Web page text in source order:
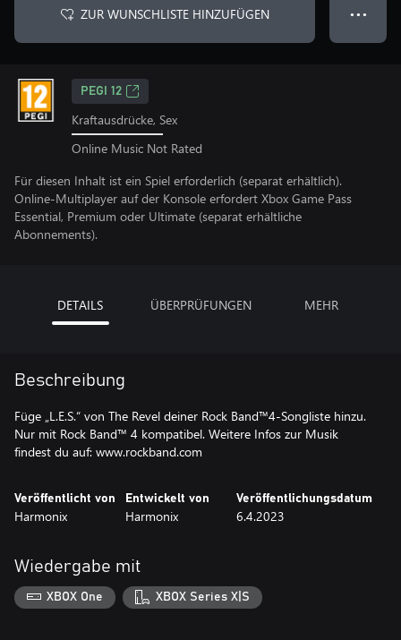
ZUR WUNSCHLISTE HINZUFÜGEN ● ● ●
PEGI 12
Kraftausdrücke, Sex
Online Music Not Rated
Für diesen Inhalt ist ein Spiel erforderlich (separat erhältlich).
Online-Multiplayer auf der Konsole erfordert Xbox Game Pass
Essential, Premium oder Ultimate (separat erhältliche
Abonnements).
DETAILS ÜBERPRÜFUNGEN MEHR
Beschreibung
Füge „L.E.S.“ von The Revel deiner Rock Band™4-Songliste hinzu.
Nur mit Rock Band™ 4 kompatibel. Weitere Infos zur Musik
findest du auf: www.rockband.com
Veröffentlicht von
Harmonix
Entwickelt von
Harmonix
Veröffentlichungsdatum
6.4.2023
Wiedergabe mit
XBOX One XBOX Series X|S